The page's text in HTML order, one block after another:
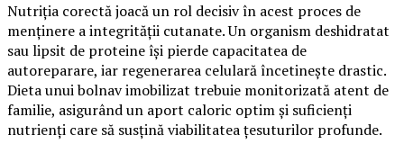
Nutriția corectă joacă un rol decisiv în acest proces de
menținere a integrității cutanate. Un organism deshidratat
sau lipsit de proteine își pierde capacitatea de
autoreparare, iar regenerarea celulară încetinește drastic.
Dieta unui bolnav imobilizat trebuie monitorizată atent de
familie, asigurând un aport caloric optim și suficienți
nutrienți care să susțină viabilitatea țesuturilor profunde.